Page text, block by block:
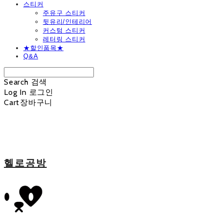
스티커
주유구 스티커
뒷유리/인테리어
커스텀 스티커
레터링 스티커
★할인품목★
Q&A
Search 검색
Log In 로그인
Cart장바구니
헬로공방